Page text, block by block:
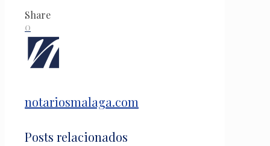
Share
0
notariosmalaga.com
Posts relacionados